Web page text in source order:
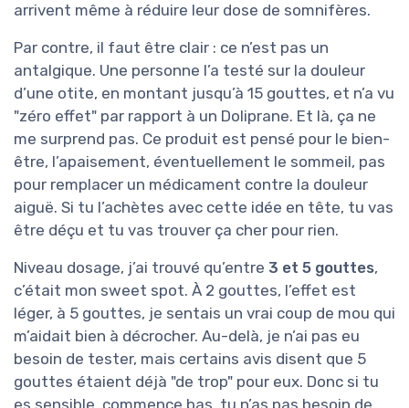
arrivent même à réduire leur dose de somnifères.
Par contre, il faut être clair : ce n’est pas un
antalgique. Une personne l’a testé sur la douleur
d’une otite, en montant jusqu’à 15 gouttes, et n’a vu
"zéro effet" par rapport à un Doliprane. Et là, ça ne
me surprend pas. Ce produit est pensé pour le bien-
être, l’apaisement, éventuellement le sommeil, pas
pour remplacer un médicament contre la douleur
aiguë. Si tu l’achètes avec cette idée en tête, tu vas
être déçu et tu vas trouver ça cher pour rien.
Niveau dosage, j’ai trouvé qu’entre 3 et 5 gouttes,
c’était mon sweet spot. À 2 gouttes, l’effet est
léger, à 5 gouttes, je sentais un vrai coup de mou qui
m’aidait bien à décrocher. Au-delà, je n’ai pas eu
besoin de tester, mais certains avis disent que 5
gouttes étaient déjà "de trop" pour eux. Donc si tu